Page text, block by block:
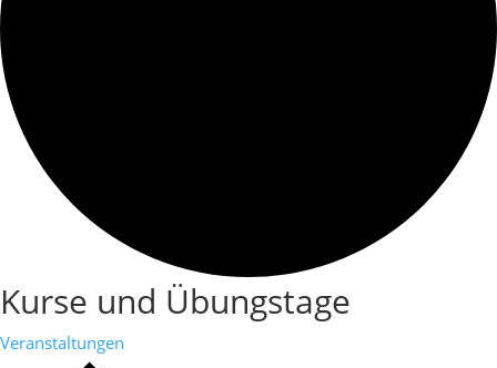
Kurse und Übungstage
Veranstaltungen